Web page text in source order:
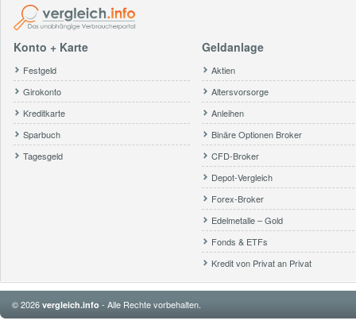
Konto + Karte
Festgeld
Girokonto
Kreditkarte
Sparbuch
Tagesgeld
Geldanlage
Aktien
Altersvorsorge
Anleihen
Binäre Optionen Broker
CFD-Broker
Depot-Vergleich
Forex-Broker
Edelmetalle – Gold
Fonds & ETFs
Kredit von Privat an Privat
© 2026 vergleich.info - Alle Rechte vorbehalten.